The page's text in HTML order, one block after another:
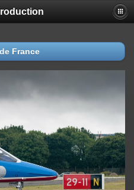
France